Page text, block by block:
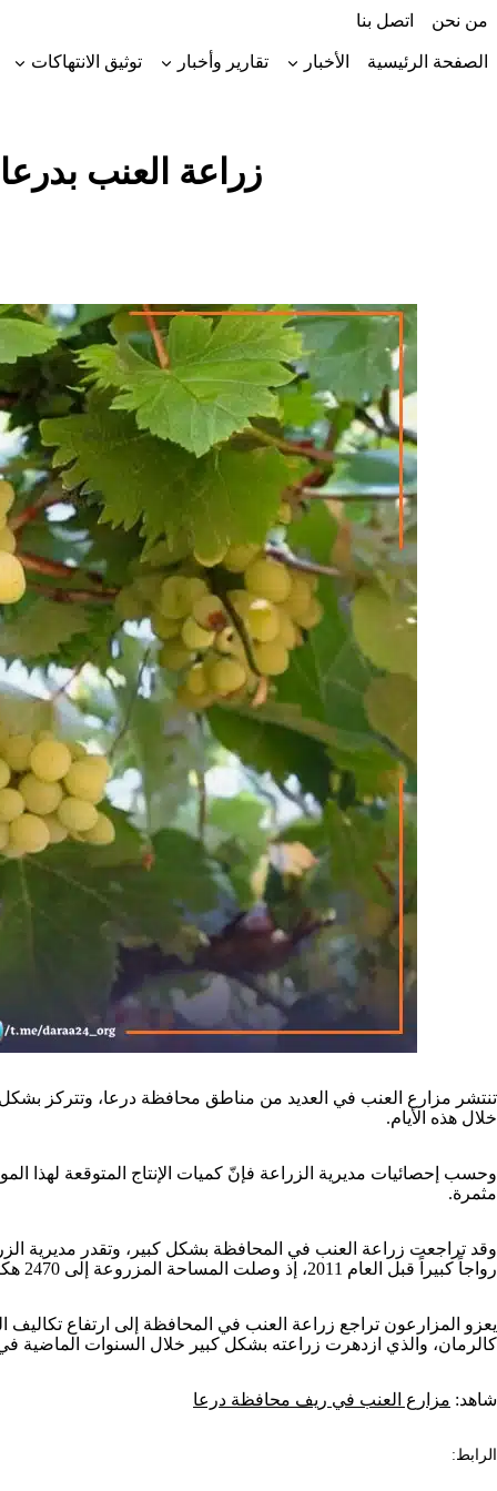
إلىمن نحن اتصل بنا
الصفحة الرئيسية الأخبار تقارير وأخبار توثيق الانتهاكات
زراعة العنب بدرعا: من 2 مليون شجرة قبل 2011 إلى
تنتشر مزارع العنب في العديد من مناطق محافظة درعا، وتتركز
خلال هذه الأيام.
مثمرة.
رواجاً كبيراً قبل العام 2011، إذ وصلت المساحة المزروعة إلى 2470 هكتاراً، تضم أكثر من مليوني شجرة كانت تنتج ما يقارب نحو 60 ألف طن عنب.
يعزو المزارعون تراجع زراعة العنب في المحافظة إلى ارتفاع تكاليف
كالرمان، والذي ازدهرت زراعته بشكل كبير خلال السنوات الماضية
شاهد: مزارع العنب في ريف محافظة درعا
الرابط: